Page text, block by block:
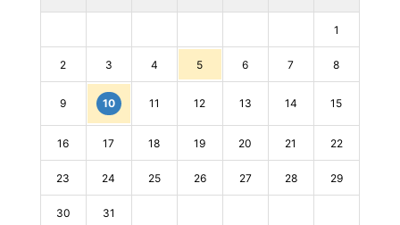
1
2 3 4 5 6 7 8
9 10 11 12 13 14 15
16 17 18 19 20 21 22
23 24 25 26 27 28 29
30 31